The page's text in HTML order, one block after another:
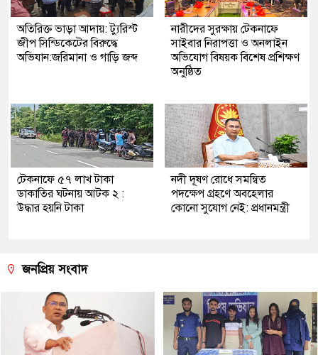
অতিরিক্ত ভাড়া আদায়: ট্যুরিস্ট
জীপ সিন্ডিকেটের বিরুদ্ধে
অভিযান:জরিমানা ও গাড়ি জব্দ
নারীদের সুরক্ষায় টেকনাফে
সাইবার নিরাপত্তা ও অনলাইন
অভিযোগ বিষয়ক বিশেষ প্রশিক্ষণ
অনুষ্ঠিত
টেকনাফে ৫৭ লাখ টাকা
ডাকাতির ঘটনায় আটক ২ :
উদ্ধার হয়নি টাকা
নদী দূষণ রোধে সমন্বিত
পদক্ষেপ গ্রহণে অবহেলার
কোনো সুযোগ নেই: প্রধানমন্ত্রী
জনপ্রিয় সংবাদ